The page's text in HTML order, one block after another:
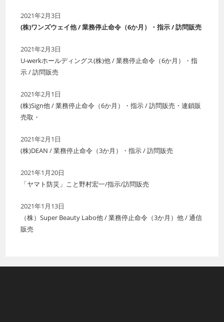
2021年2月3日
(株)ワンズウェイ他 / 業務停止命令（6か月）・指示 / 訪問販売
2021年2月3日
U-werkホールディングス(株)他 / 業務停止命令（6か月）・指
示 / 訪問販売
2021年2月1日
(株)Sign他 / 業務停止命令（6か月）・指示 / 訪問販売・連鎖販
売取・
2021年2月1日
(株)DEAN / 業務停止命令（3か月）・指示 / 訪問販売
2021年1月20日
「ヤマト防災」こと野村宏一/指示/訪問販売
2021年1月13日
（株）Super Beauty Labo他 / 業務停止命令（3か月）他 / 通信
販売